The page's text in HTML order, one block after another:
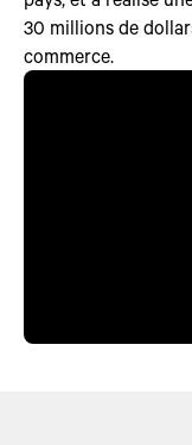
30 millions de
commerce.